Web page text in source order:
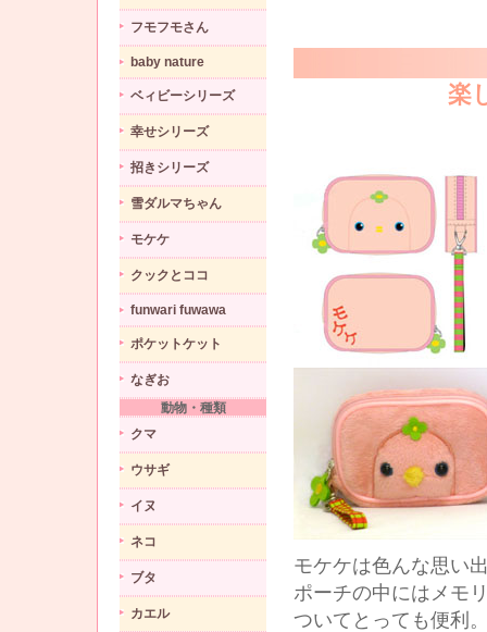
フモフモさん
baby nature
ベィビーシリーズ
幸せシリーズ
招きシリーズ
雪ダルマちゃん
モケケ
クックとココ
funwari fuwawa
ポケットケット
なぎお
動物・種類
クマ
ウサギ
イヌ
ネコ
ブタ
カエル
楽
モケケは色んな思い
ポーチの中にはメモ
ついてとっても便利